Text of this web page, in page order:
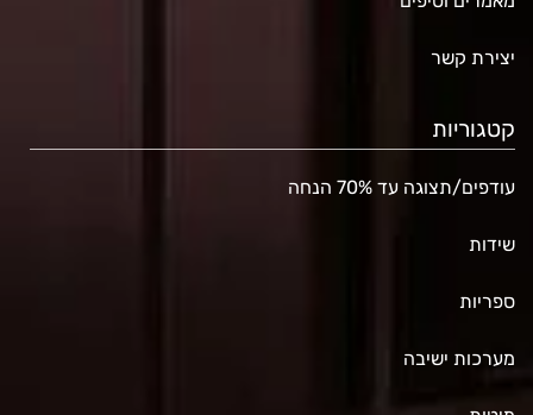
יצירת קשר
קטגוריות
עודפים/תצוגה עד 70% הנחה
שידות
ספריות
מערכות ישיבה